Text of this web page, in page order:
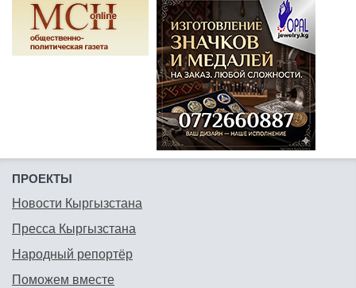
ПРОЕКТЫ
Новости Кыргызстана
Пресса Кыргызстана
Народный репортёр
Поможем вместе